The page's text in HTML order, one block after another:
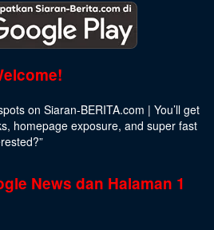
on Siaran-BERITA.com | You’ll get
homepage exposure, and super fast
?”
News dan Halaman 1